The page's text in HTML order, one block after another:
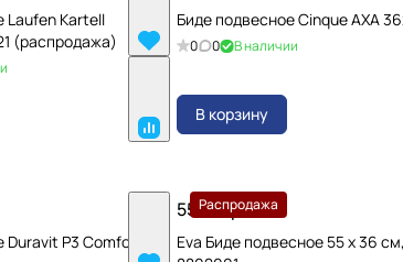
Laufen Kartell
(распродажа)
Биде подвесное Cinque AXA
0 0 В наличии
В корзину
P3 Comforts
Распродажа
5564 грн.
Eva Биде подвесное 55 х 36 см,